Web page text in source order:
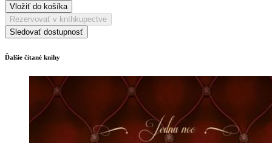
Vložiť do košíka
Rezervovať v kníhkupectve
Sledovať dostupnosť
Ďalšie čítané knihy